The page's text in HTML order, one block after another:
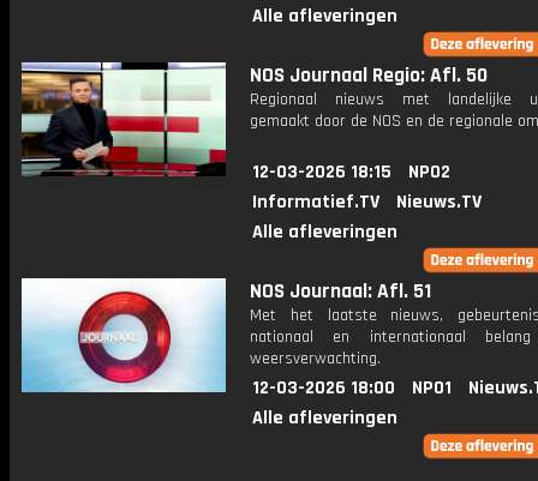
Alle afleveringen
NOS Journaal Regio: Afl. 50
Regionaal nieuws met landelijke
gemaakt door de NOS en de regionale
12-03-2026 18:15
NPO2
Informatief.TV
Nieuws.TV
Alle afleveringen
NOS Journaal: Afl. 51
Met het laatste nieuws,
nationaal en internationaal
weersverwachting.
12-03-2026 18:00 NPO1
Alle afleveringen